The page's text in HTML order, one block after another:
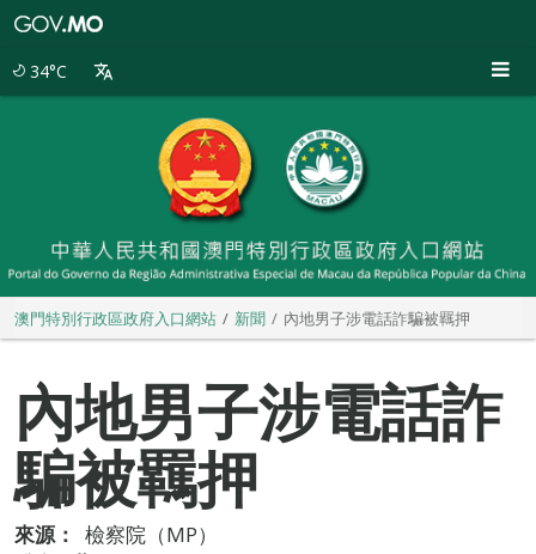
34°C
澳門特別行政區政府入口網站 新聞 內地男子涉電話詐騙被羈押
內地男子涉電話詐
騙被羈押
來源：
檢察院（MP）